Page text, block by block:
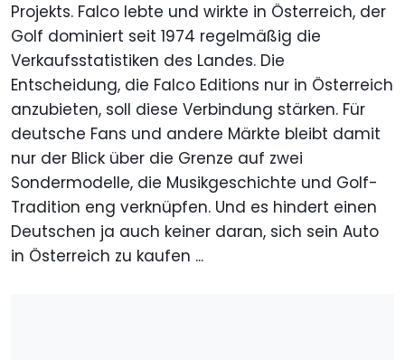
Projekts. Falco lebte und wirkte in Österreich, der
Golf dominiert seit 1974 regelmäßig die
Verkaufsstatistiken des Landes. Die
Entscheidung, die Falco Editions nur in Österreich
anzubieten, soll diese Verbindung stärken. Für
deutsche Fans und andere Märkte bleibt damit
nur der Blick über die Grenze auf zwei
Sondermodelle, die Musikgeschichte und Golf-
Tradition eng verknüpfen. Und es hindert einen
Deutschen ja auch keiner daran, sich sein Auto
in Österreich zu kaufen ...